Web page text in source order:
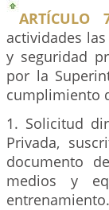
ARTÍCULO
actividades
y seguridad
por la
cumplimiento
1. Solicitud
Privada,
documento
medios y
entrenamiento.